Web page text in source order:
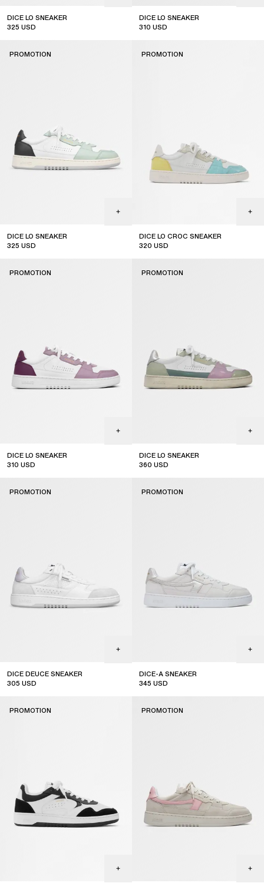
DICE LO SNEAKER
325 USD
DICE LO SNEAKER
310 USD
DICE LO SNEAKER
325 USD
PROMOTION
DICE LO CROC SNEAKER
320 USD
PROMOTION
DICE LO SNEAKER
310 USD
PROMOTION
DICE LO SNEAKER
360 USD
PROMOTION
DICE DEUCE SNEAKER
305 USD
PROMOTION
DICE-A SNEAKER
345 USD
PROMOTION
PROMOTION PROMOTION